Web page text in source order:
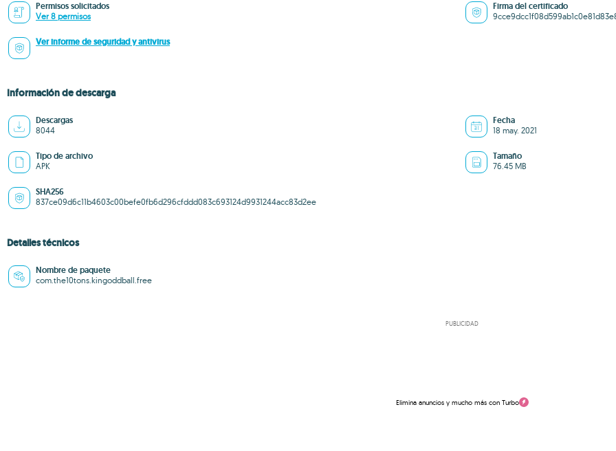
Permisos solicitados
Ver 8 permisos
Firma del certificado
Ver informe de seguridad y antivirus
Información de descarga
Descargas
8044
Fecha
18 may. 2021
Tipo de archivo
APK
Tamaño
76.45 MB
SHA256
837ce09d6c11b4603c00befe0fb6d296cfddd083c693124d9931244acc83d2ee
Detalles técnicos
Nombre de paquete
com.the10tons.kingoddball.free
PUBLICIDAD
Elimina anuncios y mucho más con Turbo